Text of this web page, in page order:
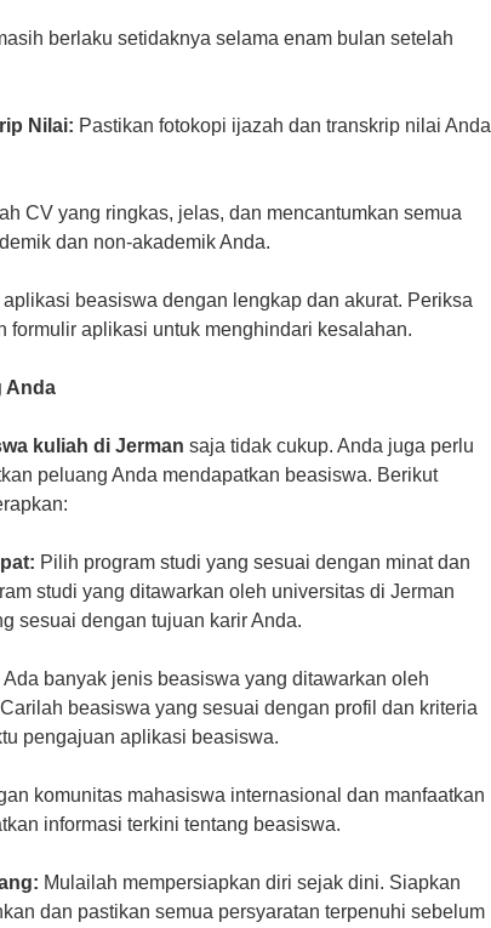
berlaku setidaknya selama enam bulan setelah
Nilai: Pastikan fotokopi ijazah dan transkrip nilai Anda
CV yang ringkas, jelas, dan mencantumkan semua
dan non-akademik Anda.
aplikasi beasiswa dengan lengkap dan akurat. Periksa
formulir aplikasi untuk menghindari kesalahan.
Anda
kuliah di Jerman saja tidak cukup. Anda juga perlu
peluang Anda mendapatkan beasiswa. Berikut
Pilih program studi yang sesuai dengan minat dan
studi yang ditawarkan oleh universitas di Jerman
sesuai dengan tujuan karir Anda.
Ada banyak jenis beasiswa yang ditawarkan oleh
beasiswa yang sesuai dengan profil dan kriteria
pengajuan aplikasi beasiswa.
komunitas mahasiswa internasional dan manfaatkan
informasi terkini tentang beasiswa.
Mulailah mempersiapkan diri sejak dini. Siapkan
dan pastikan semua persyaratan terpenuhi sebelum